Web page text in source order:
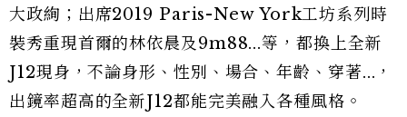
大政絢；出席2019 Paris-New York工坊系列時
裝秀重現首爾的林依晨及9m88...等，都換上全新
J12現身，不論身形、性別、場合、年齡、穿著...，
出鏡率超高的全新J12都能完美融入各種風格。